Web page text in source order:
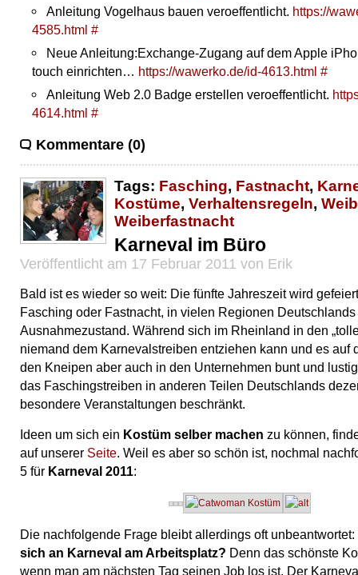
Anleitung Vogelhaus bauen veroeffentlicht. https://
4585.html #
Neue Anleitung:Exchange-Zugang auf dem Apple
touch einrichten… https://wawerko.de/id-4613.html #
Anleitung Web 2.0 Badge erstellen veroeffentlicht.
4614.html #
Kommentare (0)
Tags: Fasching, Fastnacht,
Kostüme, Verhaltensregeln,
Weiberfastnacht
Karneval im Büro
Veröffentlicht am 17 Februar 2011 von Erik
Bald ist es wieder so weit: Die fünfte Jahreszeit wird
Fasching oder Fastnacht, in vielen Regionen
Ausnahmezustand. Während sich im Rheinland in den
niemand dem Karnevalstreiben entziehen kann und es auf
den Kneipen aber auch in den Unternehmen bunt und
das Faschingstreiben in anderen Teilen Deutschlands
besondere Veranstaltungen beschränkt.
Ideen um sich ein Kostüm selber machen zu können,
auf unserer Seite. Weil es aber so schön ist, nochmal
5 für Karneval 2011:
Die nachfolgende Frage bleibt allerdings oft unbeantwortet:
sich an Karneval am Arbeitsplatz? Denn das schönste
wenn man am nächsten Tag seinen Job los ist. Der